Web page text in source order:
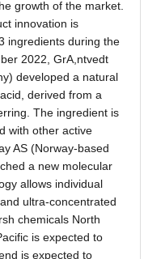
growth of the market.
innovation is
ingredients during the
2022, GrA,ntvedt
developed a natural
derived from a
The ingredient is
with other active
AS (Norway-based
a new molecular
allows individual
ultra-concentrated
chemicals North
is expected to
is expected to